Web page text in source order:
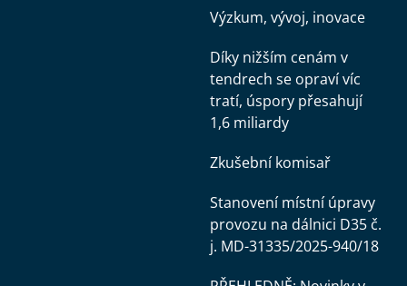
Výzkum, vývoj, inovace
Díky nižším cenám v
tendrech se opraví víc
tratí, úspory přesahují
1,6 miliardy
Zkušební komisař
Stanovení místní úpravy
provozu na dálnici D35 č.
j. MD-31335/2025-940/18